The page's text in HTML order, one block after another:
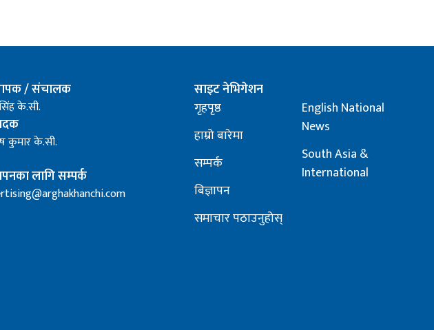
/ संचालक
के.सी.
कुमार के.सी.
लागि सम्पर्क
साइट नेभिगेशन
गृहपृष्ठ
हाम्रो बारेमा
सम्पर्क
बिज्ञापन
समाचार पठाउनुहोस्
English National
News
South Asia &
International